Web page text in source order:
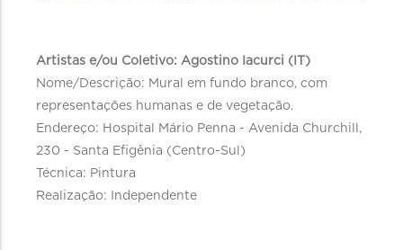
Artistas e/ou Coletivo: Agostino Iacurci (IT)
Nome/Descrição: Mural em fundo branco, com
representações humanas e de vegetação.
Endereço: Hospital Mário Penna - Avenida Churchill,
230 - Santa Efigênia (Centro-Sul)
Técnica: Pintura
Realização: Independente